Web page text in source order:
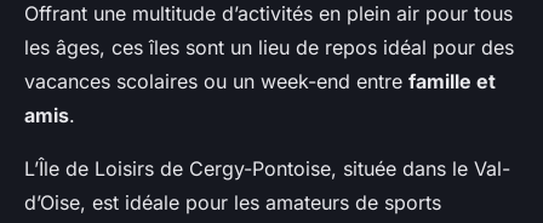
Offrant une multitude d’activités en plein air pour tous
les âges, ces îles sont un lieu de repos idéal pour des
vacances scolaires ou un week-end entre famille et
amis.
L’Île de Loisirs de Cergy-Pontoise, située dans le Val-
d’Oise, est idéale pour les amateurs de sports